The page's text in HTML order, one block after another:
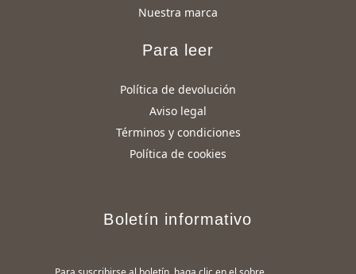
Nuestra marca
Para leer
Política de devolución
Aviso legal
Términos y condiciones
Política de cookies
Boletín informativo